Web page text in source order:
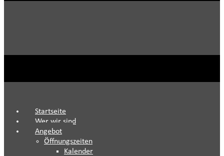
Startseite
Wer wir sind
Angebot
Öffnungszeiten
Kalender